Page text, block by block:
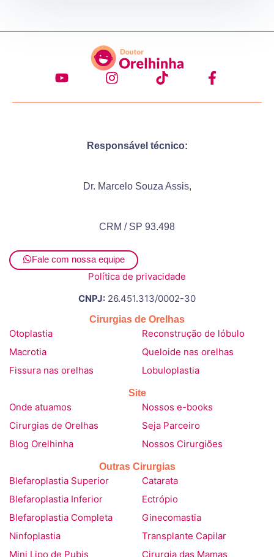
Responsável técnico:
Dr. Marcelo Souza Assis,
CRM / SP 93.498
Fale com nossa equipe
Política de privacidade
CNPJ: 26.451.313/0002-30
Cirurgias de Orelhas
Otoplastia
Macrotia
Fissura nas orelhas
Reconstrução de lóbulo
Queloide nas orelhas
Lobuloplastia
Site
Onde atuamos
Cirurgias de Orelhas
Blog Orelhinha
Nossos e-books
Seja Parceiro
Nossos Cirurgiões
Outras Cirurgias
Blefaroplastia Superior
Blefaroplastia Inferior
Blefaroplastia Completa
Ninfoplastia
Mini Lipo de Pubis
Catarata
Ectrópio
Ginecomastia
Transplante Capilar
Cirurgia das Mamas